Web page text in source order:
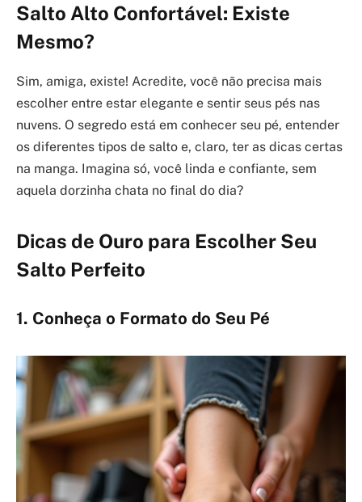
Salto Alto Confortável: Existe
Mesmo?
Sim, amiga, existe! Acredite, você não precisa mais
escolher entre estar elegante e sentir seus pés nas
nuvens. O segredo está em conhecer seu pé, entender
os diferentes tipos de salto e, claro, ter as dicas certas
na manga. Imagina só, você linda e confiante, sem
aquela dorzinha chata no final do dia?
Dicas de Ouro para Escolher Seu
Salto Perfeito
1. Conheça o Formato do Seu Pé